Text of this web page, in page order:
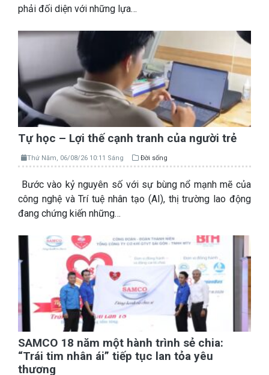
phải đối diện với những lựa…
Tự học – Lợi thế cạnh tranh của người trẻ
Thứ Năm, 06/08/26 10:11 Sáng Đời sống
Bước vào kỷ nguyên số với sự bùng nổ mạnh mẽ của
công nghệ và Trí tuệ nhân tạo (AI), thị trường lao động
đang chứng kiến những…
SAMCO 18 năm một hành trình sẻ chia:
“Trái tim nhân ái” tiếp tục lan tỏa yêu
thương